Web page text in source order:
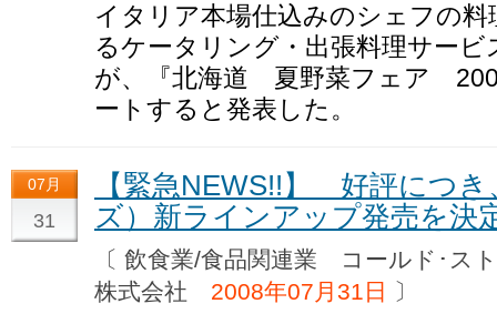
イタリア本場仕込みのシェフの
るケータリング・出張料理サー
が、『北海道 夏野菜フェア
ートすると発表した。
07月
31
【緊急NEWS!!】 好評につき
ズ）新ラインアップ発売を決
〔 飲食業/食品関連業 コールド･ス
株式会社 2008年07月31日 〕